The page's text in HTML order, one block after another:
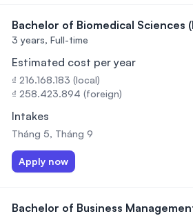
Bachelor of Biomedical Sciences
3 years, Full-time
Estimated cost per year
₫ 216.168.183 (local)
₫ 258.423.894 (foreign)
Intakes
Tháng 5, Tháng 9
Apply now
Bachelor of Business